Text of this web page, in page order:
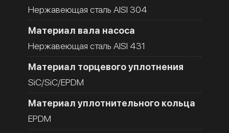
Нержавеющая сталь AISI 304
Материал вала насоса
Нержавеющая сталь AISI 431
Материал торцевого уплотнения
SiC/SiC/EPDM
Материал уплотнительного кольца
EPDM